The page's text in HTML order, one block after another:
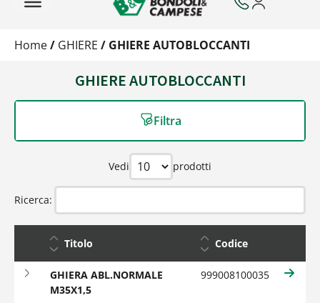
Home/ GHIERE / GHIERE AUTOBLOCCANTI
GHIERE AUTOBLOCCANTI
Filtra
Reset filtri
Vedi prodotti
Ricerca:
Titolo Codice
GHIERA ABL.NORMALE
M35X1,5
999008100035